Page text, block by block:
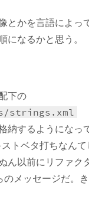
とかを言語によっ
になるかと思う。
下の
strings.xml
納するようになっ
トベタ打ちなん
ん以前にリファク
メッセージだ。